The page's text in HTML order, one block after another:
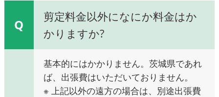
Q
剪定料金以外になにか料金はか
かりますか?
基本的にはかかりません。茨城県であれ
ば、出張費はいただいておりません。
※ 上記以外の遠方の場合は、別途出張費